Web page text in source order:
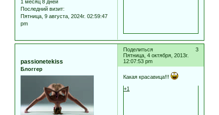
1 месяц 8 дней
Последний визит:
Пятница, 9 августа, 2024г. 02:59:47
pm
Поделиться
3
Пятница, 4 октября, 2013г.
12:07:53 pm
passionetekiss
Блоггер
Какая красавица!!!
+1